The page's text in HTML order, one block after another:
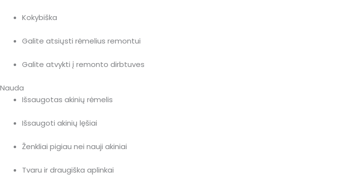
Kokybiška
Galite atsiųsti rėmelius remontui
Galite atvykti į remonto dirbtuves
Nauda
Išsaugotas akinių rėmelis
Išsaugoti akinių lęšiai
Ženkliai pigiau nei nauji akiniai
Tvaru ir draugiška aplinkai